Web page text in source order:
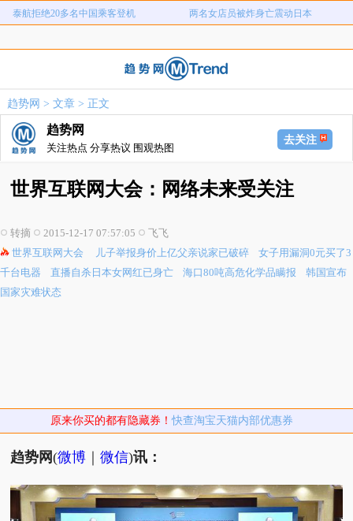
儿子举报身价上亿父亲说家已破碎 女子用漏洞0元买了3千台电器
员工用代码17小时删光公司89TB数据
泰航拒绝20多名中国乘客登机
趋势网 > 文章> 正文
趋势网
关注热点 分享热议 围观热图
去关注
世界互联网大会：网络未来受关注
转摘 2015-12-17 07:57:05
飞飞
世界互联网大会
儿子举报身价上亿父亲说家已破碎
女子用漏洞0元买了3
千台电器
直播自杀日本女网红已身亡 海口80吨高危化学品瞒报
韩国宣布
国家灾难状态
原来你买的都有隐藏券！快查淘宝天猫内部优惠券
趋势网(微博 ｜微信)讯：